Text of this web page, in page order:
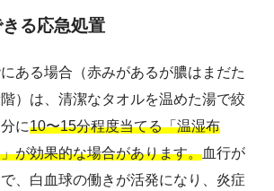
る応急処置
ある場合（赤みがあるが膿はまだた
）は、清潔なタオルを温めた湯で絞
に10〜15分程度当てる「温湿布
が効果的な場合があります。血行が
、白血球の働きが活発になり、炎症